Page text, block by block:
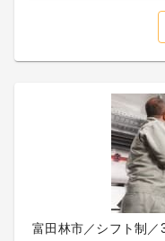
富田林市／シフト制／